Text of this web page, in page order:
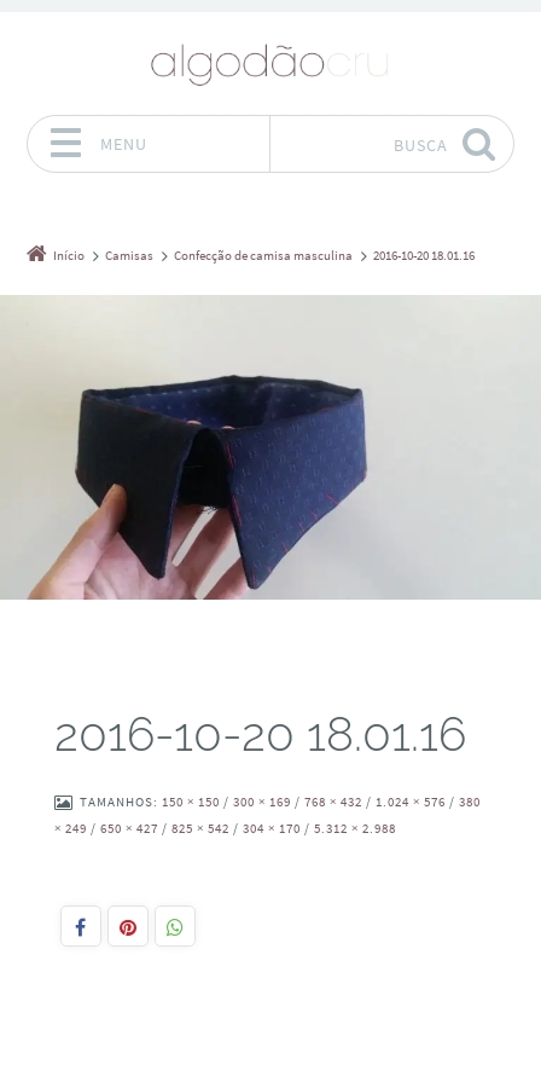
MENU BUSCA
Início Camisas Confecção de camisa masculina 2016-10-20 18.01.16
2016-10-20 18.01.16
TAMANHOS: 150 × 150 / 300 × 169 / 768 × 432 / 1.024 × 576 / 380
× 249 / 650 × 427 / 825 × 542 / 304 × 170 / 5.312 × 2.988